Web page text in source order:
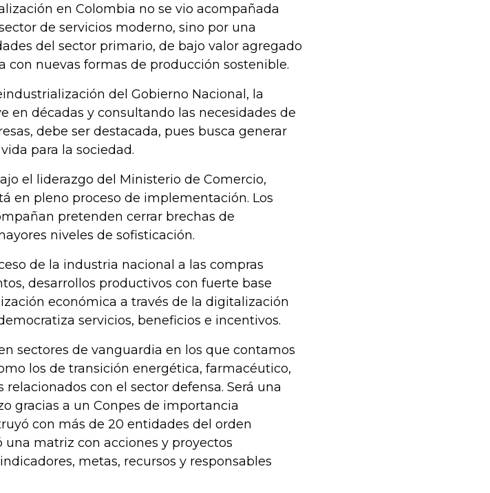
en Colombia no se vio acompañada
de servicios moderno, sino por una
del sector primario, de bajo valor agregado
con nuevas formas de producción sostenible.
del Gobierno Nacional, la
en décadas y consultando las necesidades de
debe ser destacada, pues busca generar
para la sociedad.
el liderazgo del Ministerio de Comercio,
en pleno proceso de implementación. Los
pretenden cerrar brechas de
niveles de sofisticación.
de la industria nacional a las compras
desarrollos productivos con fuerte base
económica a través de la digitalización
servicios, beneficios e incentivos.
sectores de vanguardia en los que contamos
los de transición energética, farmacéutico,
con el sector defensa. Será una
gracias a un Conpes de importancia
con más de 20 entidades del orden
una matriz con acciones y proyectos
metas, recursos y responsables